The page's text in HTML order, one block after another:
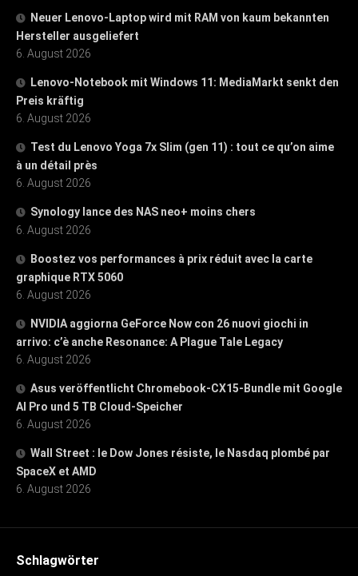
Neuer Lenovo-Laptop wird mit RAM von kaum bekannten
Hersteller ausgeliefert
6. August 2026
Lenovo-Notebook mit Windows 11: MediaMarkt senkt den
Preis kräftig
6. August 2026
Test du Lenovo Yoga 7x Slim (gen 11) : tout ce qu’on aime
à un détail près
6. August 2026
Synology lance des NAS neo+ moins chers
6. August 2026
Boostez vos performances à prix réduit avec la carte
graphique RTX 5060
6. August 2026
NVIDIA aggiorna GeForce Now con 26 nuovi giochi in
arrivo: c’è anche Resonance: A Plague Tale Legacy
6. August 2026
Asus veröffentlicht Chromebook-CX15-Bundle mit Google
AI Pro und 5 TB Cloud-Speicher
6. August 2026
Wall Street : le Dow Jones résiste, le Nasdaq plombé par
SpaceX et AMD
6. August 2026
Schlagwörter